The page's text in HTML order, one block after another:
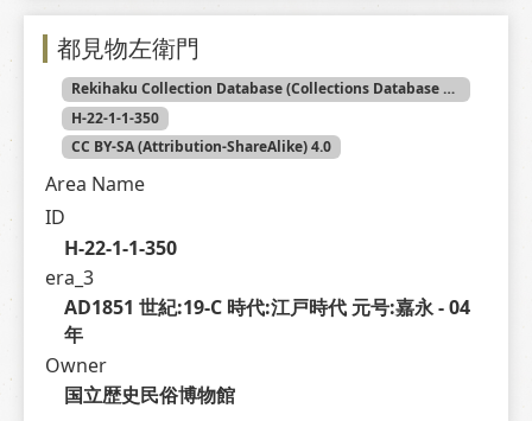
都見物左衛門
Rekihaku Collection Database (Collections Database of the National Museum of Japanese History)
H-22-1-1-350
CC BY-SA (Attribution-ShareAlike) 4.0
Area Name
ID
H-22-1-1-350
era_3
AD1851 世紀:19-C 時代:江戸時代 元号:嘉永 - 04
年
Owner
国立歴史民俗博物館